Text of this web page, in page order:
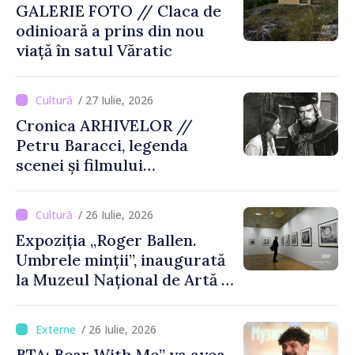
GALERIE FOTO // Claca de
odinioară a prins din nou
viață în satul Văratic
/ 27 Iulie, 2026
Cronica ARHIVELOR //
Petru Baracci, legenda
scenei și filmului
/ 26 Iulie, 2026
Expoziția „Roger Ballen.
Umbrele minții”, inaugurată
la Muzeul Național de Artă al
/ 26 Iulie, 2026